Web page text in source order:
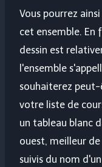
Vous pourrez
cet ensemble.
dessin est
l'ensemble
souhaiterez
votre liste de
un tableau blanc
ouest, meilleur
suivis du nom